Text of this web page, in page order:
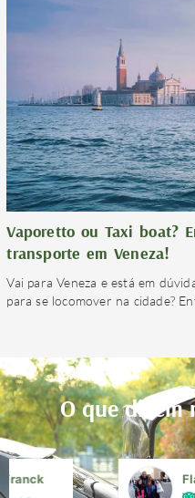
Vaporetto ou Taxi boat?
transporte em Veneza!
Vai para Veneza e está em
para se locomover na cidade?
O que dizem
Franck